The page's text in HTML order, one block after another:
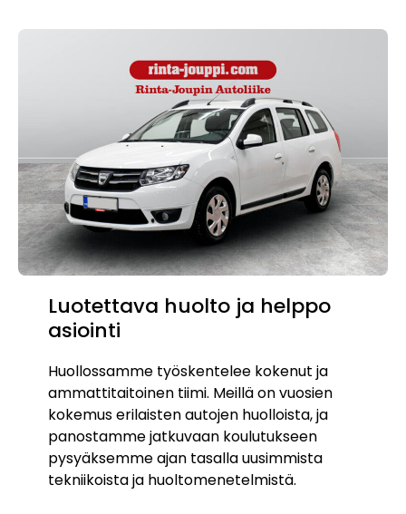
Luotettava huolto ja helppo
asiointi
Huollossamme työskentelee kokenut ja
ammattitaitoinen tiimi. Meillä on vuosien
kokemus erilaisten autojen huolloista, ja
panostamme jatkuvaan koulutukseen
pysyäksemme ajan tasalla uusimmista
tekniikoista ja huoltomenetelmistä.